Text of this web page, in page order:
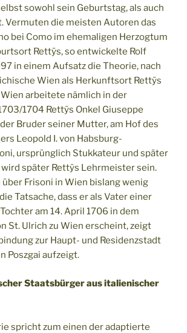
sowohl sein Geburtstag, als auch
Vermuten die meisten Autoren das
bei Como im ehemaligen Herzogtum
Rettÿs, so entwickelte Rolf
in einem Aufsatz die Theorie, nach
Wien als Herkunftsort Rettÿs
arbeitete nämlich in der
1704 Rettÿs Onkel Giuseppe
Bruder seiner Mutter, am Hof des
Leopold I. von Habsburg-
ursprünglich Stukkateur und später
später Rettÿs Lehrmeister sein.
über Frisoni in Wien bislang wenig
Tatsache, dass er als Vater einer
am 14. April 1706 in dem
St. Ulrich zu Wien erscheint, zeigt
zur Haupt- und Residenzstadt
Poszgai aufzeigt.
Staatsbürger aus italienischer
spricht zum einen der adaptierte